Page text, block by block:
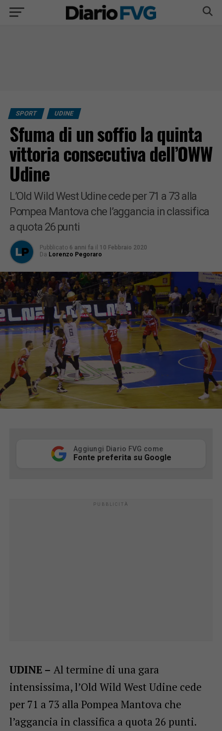
SPORT UDINE
Sfuma di un soffio la quinta
vittoria consecutiva dell’OWW
Udine
L’Old Wild West Udine cede per 71 a 73 alla
Pompea Mantova che l’aggancia in classifica
a quota 26 punti
Pubblicato 6 anni fa il 10 Febbraio 2020
Da Lorenzo Pegoraro
Aggiungi Diario FVG come
Fonte preferita su Google
UDINE – Al termine di una gara
intensissima, l’Old Wild West Udine cede
per 71 a 73 alla Pompea Mantova che
l’aggancia in classifica a quota 26 punti.